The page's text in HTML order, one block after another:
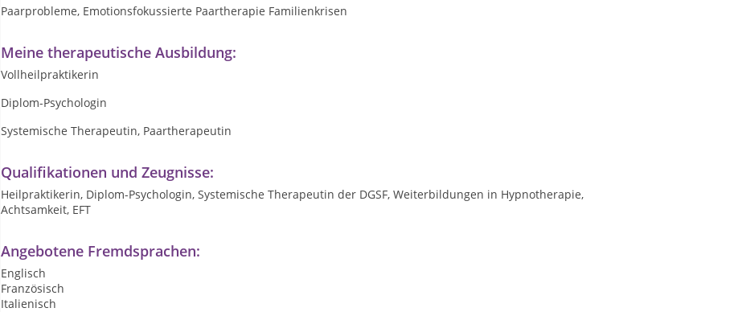
Paarprobleme, Emotionsfokussierte Paartherapie Familienkrisen
Meine therapeutische Ausbildung:
Vollheilpraktikerin
Diplom-Psychologin
Systemische Therapeutin, Paartherapeutin
Qualifikationen und Zeugnisse:
Heilpraktikerin, Diplom-Psychologin, Systemische Therapeutin der DGSF, Weiterbildungen in Hypnotherapie,
Achtsamkeit, EFT
Angebotene Fremdsprachen:
Englisch
Französisch
Italienisch